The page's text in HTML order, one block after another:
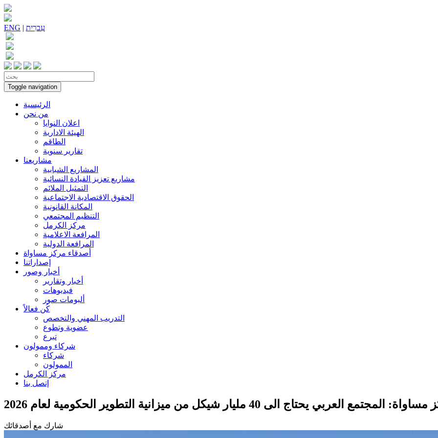
ENG | עִברִית
Toggle navigation
الرئيسية
من نحن
اعلان النوايا
الهيئة الادارية
الطاقم
تقارير سنوية
مشاريعنا
المشاريع الشبابية
مشاريع تعزيز القيادة النسائية
التمثيل الملائم
الحقوق الاقتصادية الاجتماعية
المكانة القانونية
التنظيم المجتمعي
مركز الكرمل
المرافعة الاعلامية
المرافعة الدولية
أصدقاء مركز مساواة
إصداراتنا
أخبار وصور
أخبار وتقارير
فيديوهات
ألبومات صور
كُن فعالاً
التدريب المهني والتخصص
عضوية وتطوع
تبرع
شركاء وممولون
شركاء
الممولون
مركز الكرمل
إتصل بنا
المجتمع العربي يحتاج الى 40 مليار شيكل من ميزانية التطوير الحكومية لعام 2026
شارك مع أصدقائك